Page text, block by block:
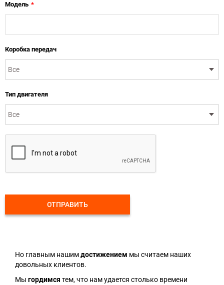
Модель *
Коробка передач
Тип двигателя
ОТПРАВИТЬ
Но главным нашимдостижением мы считаем наших
довольных клиентов.
Мы гордимся тем, что нам удается столько времени